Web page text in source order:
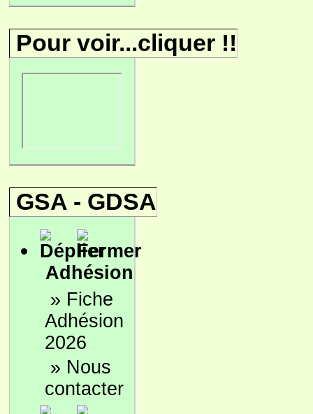
Pour voir...cliquer !!
GSA - GDSA
Adhésion
» Fiche
Adhésion
2026
» Nous
contacter